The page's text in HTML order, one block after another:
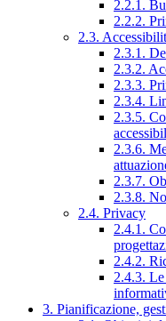
2.2.1.
2.2.2.
2.3.
2.3.1.
2.3.2.
2.3.3.
2.3.4.
2.3.5.
2.3.6.
2.3.7.
2.3.8.
2.4. Privacy
2.4.1.
2.4.2.
2.4.3.
3. Pianificazione,